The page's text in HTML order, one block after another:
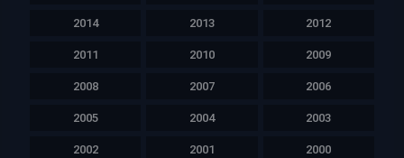
2014 2013 2012
2011 2010 2009
2008 2007 2006
2005 2004 2003
2002 2001 2000